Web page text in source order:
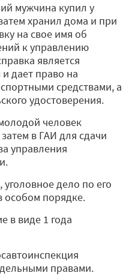
мужчина купил у
хранил дома и при
на свое имя об
к управлению
является
дает право на
средствами, а
удостоверения.
человек
в ГАИ для сдачи
управления
дело по его
особом порядке.
в виде 1 года
правами.